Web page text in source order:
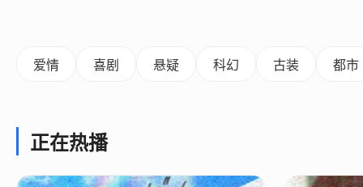
爱情 喜剧 悬疑 科幻 古装 都市
正在热播